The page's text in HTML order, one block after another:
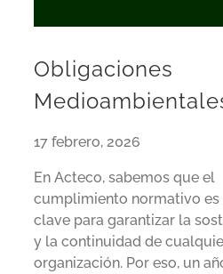
Obligaciones
17 febrero, 2026
En Acteco, sabemos que el
cumplimiento normativo es
clave para garantizar la
y la continuidad de
organización. Por eso, un